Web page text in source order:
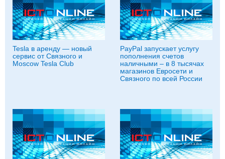
Tesla в аренду — новый
сервис от Связного и
Moscow Tesla Club
PayPal запускает услугу
пополнения счетов
наличными – в 8 тысячах
магазинов Евросети и
Связного по всей России